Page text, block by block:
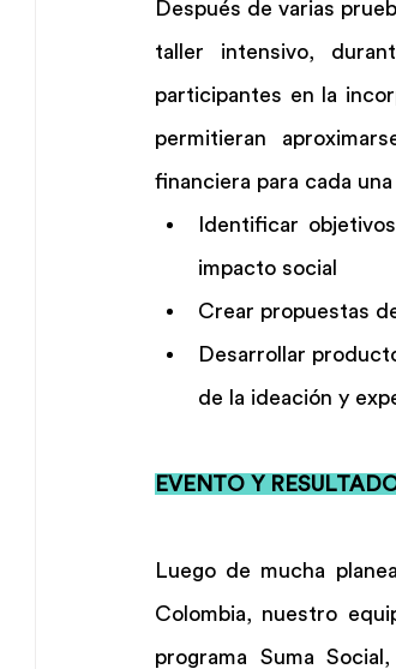
Después de varias
taller intensivo,
participantes en la
permitieran
financiera para cada
Identificar
impacto social
Crear propuestas
Desarrollar
de la ideación y
EVENTO Y
Luego de mucha
Colombia, nuestro
programa Suma